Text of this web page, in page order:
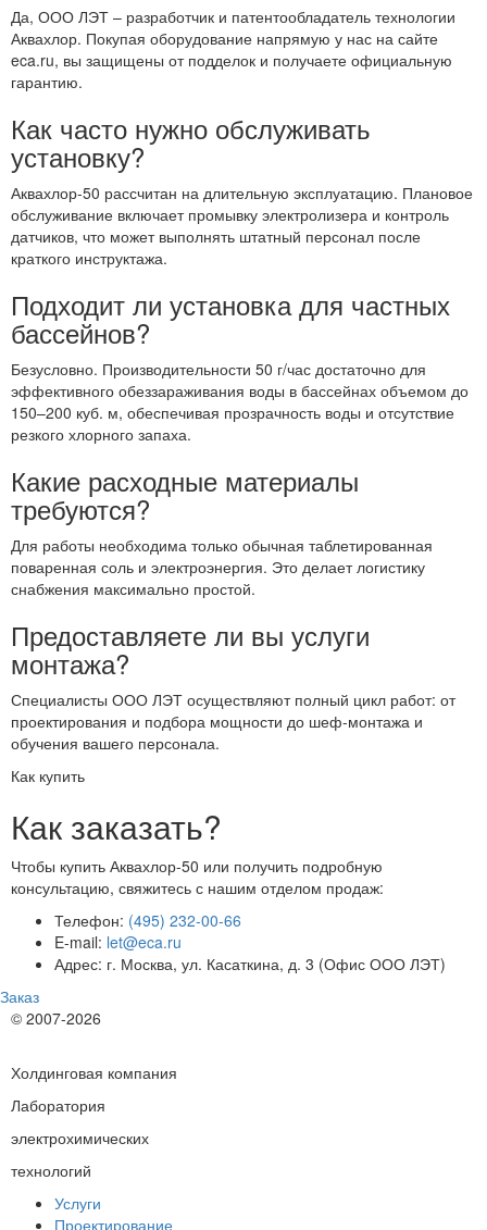
Да, ООО ЛЭТ – разработчик и патентообладатель технологии
Аквахлор. Покупая оборудование напрямую у нас на сайте
eca.ru, вы защищены от подделок и получаете официальную
гарантию.
Как часто нужно обслуживать
установку?
Аквахлор-50 рассчитан на длительную эксплуатацию. Плановое
обслуживание включает промывку электролизера и контроль
датчиков, что может выполнять штатный персонал после
краткого инструктажа.
Подходит ли установка для частных
бассейнов?
Безусловно. Производительности 50 г/час достаточно для
эффективного обеззараживания воды в бассейнах объемом до
150–200 куб. м, обеспечивая прозрачность воды и отсутствие
резкого хлорного запаха.
Какие расходные материалы
требуются?
Для работы необходима только обычная таблетированная
поваренная соль и электроэнергия. Это делает логистику
снабжения максимально простой.
Предоставляете ли вы услуги
монтажа?
Специалисты ООО ЛЭТ осуществляют полный цикл работ: от
проектирования и подбора мощности до шеф-монтажа и
обучения вашего персонала.
Как купить
Как заказать?
Чтобы купить Аквахлор-50 или получить подробную
консультацию, свяжитесь с нашим отделом продаж:
Телефон: (495) 232-00-66
E-mail: let@eca.ru
Адрес: г. Москва, ул. Касаткина, д. 3 (Офис ООО ЛЭТ)
Заказ
© 2007-2026
Холдинговая компания
Лаборатория
электрохимических
технологий
Услуги
Проектирование